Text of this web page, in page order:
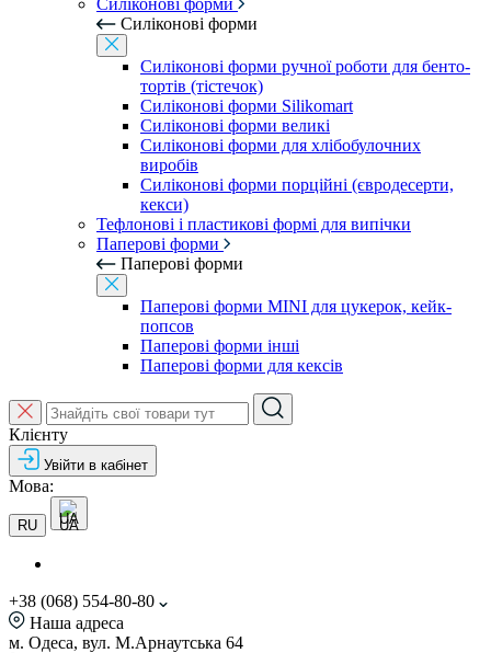
Силіконові форми
Силіконові форми
Силіконові форми ручної роботи для бенто-
тортів (тістечок)
Силіконові форми Silikomart
Силіконові форми великі
Силіконові форми для хлібобулочних
виробів
Силіконові форми порційні (євродесерти,
кекси)
Тефлонові і пластикові формі для випічки
Паперові форми
Паперові форми
Паперові форми MINI для цукерок, кейк-
попсов
Паперові форми інші
Паперові форми для кексів
Клієнту
Увійти в кабінет
Мова:
RU UA
+38 (068) 554-80-80
Наша адреса
м. Одеса, вул. М.Арнаутська 64